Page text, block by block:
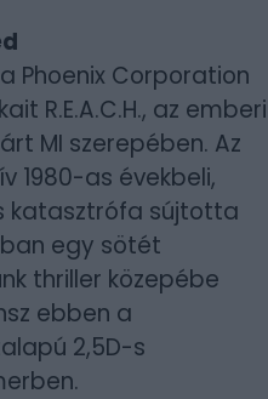
Phoenix Corporation
R.E.A.C.H., az emberi
MI szerepében. Az
1980-as évekbeli,
katasztrófa sújtotta
egy sötét
thriller közepébe
ebben a
2,5D-s